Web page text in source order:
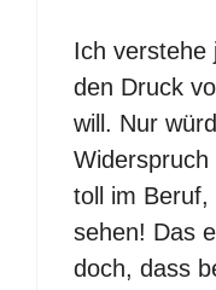
Ich verstehe
den Druck
will. Nur
Widerspruch
toll im
sehen! Das
doch, dass